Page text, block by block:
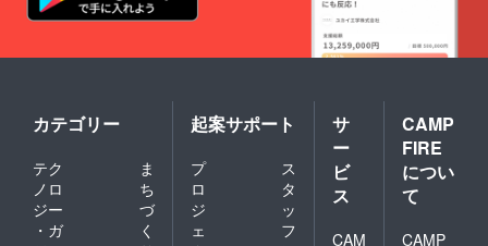
（210m
m×297
mm）
ヤーを1
枚郵送
いたし
ます。
完成作
DVD or
います
ようお
願いい
メール
にて連
絡いた
しま
す。 脚
・現場
カテゴリー
テク
ノロ
ジー
・ガ
ま
ち
づ
く
起案サポート
プ
ロ
ジ
ェ
ス
タ
ッ
フ
サ
ー
ビ
ス
CAM
CAMP
FIRE
につい
て
CAMP